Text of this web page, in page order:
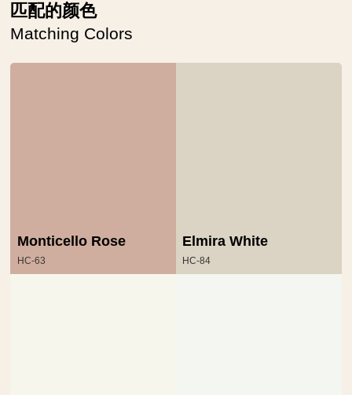
匹配的颜色
Matching Colors
Monticello Rose
HC-63
Elmira White
HC-84